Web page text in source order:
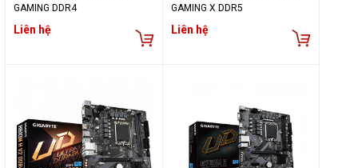
GAMING DDR4
Liên hệ
GAMING X DDR5
Liên hệ